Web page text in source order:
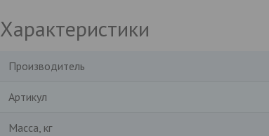
Характеристики
Производитель
Артикул
Масса, кг